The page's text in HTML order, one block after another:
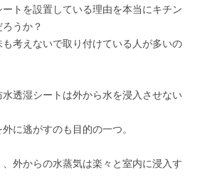
トを設置している理由を本当にキチン
ろうか？
考えないで取り付けている人が多いの
透湿シートは外から水を浸入させない
に逃がすのも目的の一つ。
外からの水蒸気は楽々と室内に浸入す